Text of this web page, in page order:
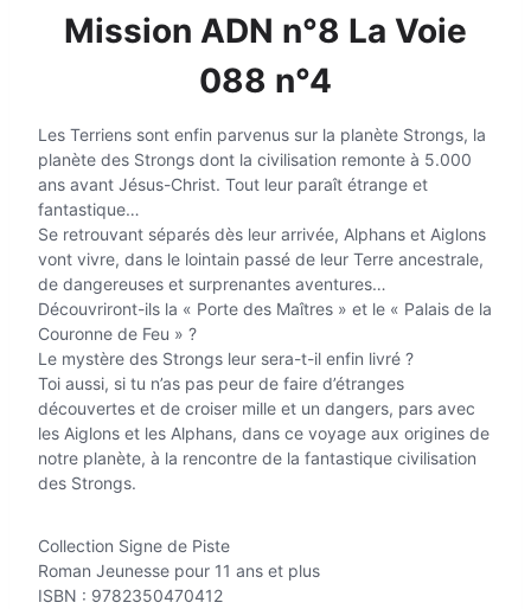
Mission ADN n°8 La Voie
088 n°4
Les Terriens sont enfin parvenus sur la planète Strongs, la
planète des Strongs dont la civilisation remonte à 5.000
ans avant Jésus-Christ. Tout leur paraît étrange et
fantastique…
Se retrouvant séparés dès leur arrivée, Alphans et Aiglons
vont vivre, dans le lointain passé de leur Terre ancestrale,
de dangereuses et surprenantes aventures…
Découvriront-ils la « Porte des Maîtres » et le « Palais de la
Couronne de Feu » ?
Le mystère des Strongs leur sera-t-il enfin livré ?
Toi aussi, si tu n’as pas peur de faire d’étranges
découvertes et de croiser mille et un dangers, pars avec
les Aiglons et les Alphans, dans ce voyage aux origines de
notre planète, à la rencontre de la fantastique civilisation
des Strongs.
Collection Signe de Piste
Roman Jeunesse pour 11 ans et plus
ISBN : 9782350470412